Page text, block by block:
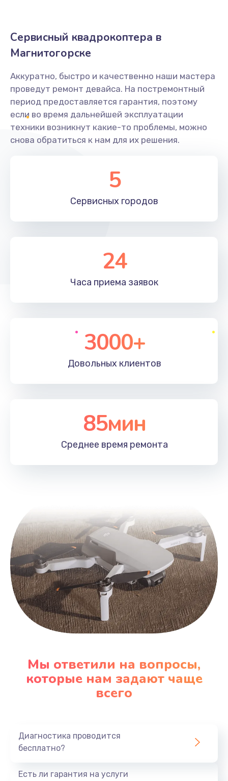
Сервисный квадрокоптера в
Магнитогорске
Аккуратно, быстро и качественно наши мастера
проведут ремонт девайса. На постремонтный
период предоставляется гарантия, поэтому
если во время дальнейшей эксплуатации
техники возникнут какие-то проблемы, можно
снова обратиться к нам для их решения.
5
Сервисных городов
24
Часа приема заявок
3000+
Довольных клиентов
85мин
Среднее время ремонта
Мы ответили на вопросы,
которые нам задают чаще
всего
Диагностика проводится
бесплатно?
Есть ли гарантия на услуги